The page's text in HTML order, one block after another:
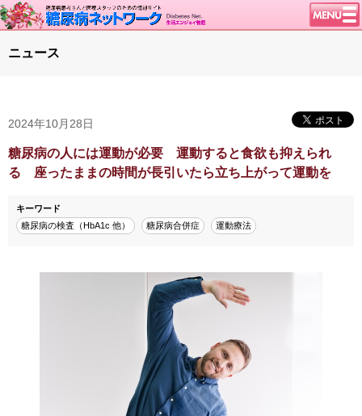
談話室BBS
糖尿病のきほん
特集・連載
腎臓の健康道
インスリンポンプ
ニュース
2024年10月28日
糖尿病の人には運動が必要 運動すると食欲も抑えられ
る 座ったままの時間が長引いたら立ち上がって運動を
キーワード
糖尿病の検査（HbA1c 他）
糖尿病合併症 運動療法